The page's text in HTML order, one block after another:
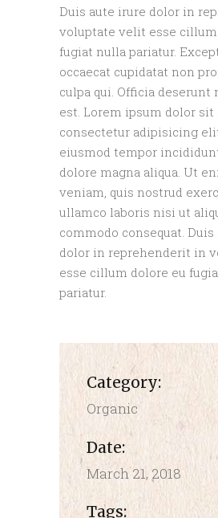
Duis aute irure dolor in
voluptate velit esse cillum
fugiat nulla pariatur.
occaecat cupidatat non
culpa qui. Officia
est. Lorem ipsum dolor sit
consectetur adipisicing
eiusmod tempor
dolore magna aliqua. Ut
veniam, quis nostrud
ullamco laboris nisi ut
commodo consequat.
dolor in reprehenderit in
esse cillum dolore eu
pariatur.
Category:
Organic
Date:
March 21, 2018
Tags: